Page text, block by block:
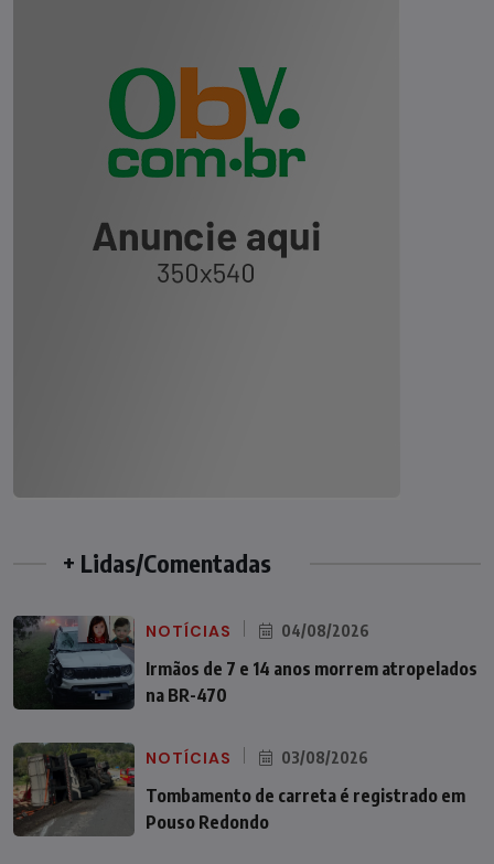
+ Lidas/Comentadas
NOTÍCIAS 04/08/2026
Irmãos de 7 e 14 anos morrem atropelados
na BR-470
NOTÍCIAS 03/08/2026
Tombamento de carreta é registrado em
Pouso Redondo